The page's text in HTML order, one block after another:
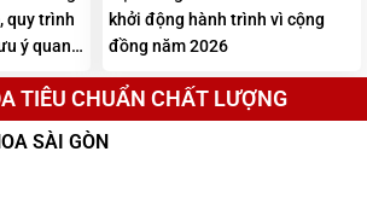
quy trình
ý quan
khởi động hành trình vì cộng
đồng năm 2026
TIÊU CHUẨN CHẤT LƯỢNG
SÀI GÒN